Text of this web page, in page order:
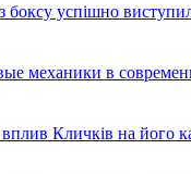
боксу успішно
механики в
Кличків на його